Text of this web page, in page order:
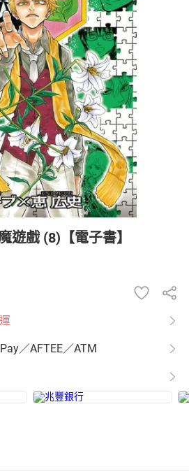
化妝保養 情趣用品
書
遊戲 (8)【電子書】
／AFTEE／ATM